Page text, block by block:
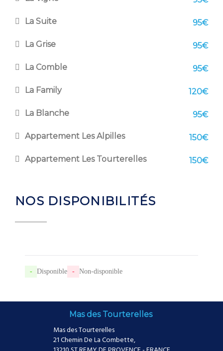
La Suite 95€
La Grise 95€
La Comble 95€
La Family 120€
La Blanche 95€
Appartement Les Alpilles 150€
Appartement Les Tourterelles 150€
NOS DISPONIBILITÉS
- Disponible - Non-disponible
Mas des Tourterelles
Mas des Tourterelles
21 Chemin De La Combette,